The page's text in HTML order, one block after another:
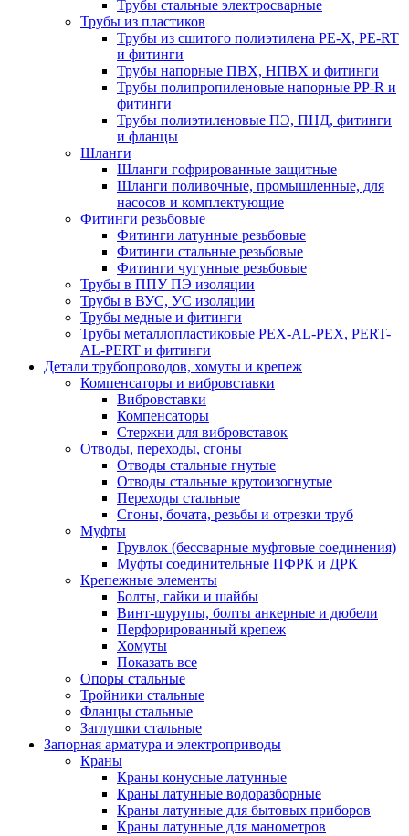
Трубы стальные электросварные
Трубы из пластиков
Трубы из сшитого полиэтилена PE-X, PE-RT
и фитинги
Трубы напорные ПВХ, НПВХ и фитинги
Трубы полипропиленовые напорные PP-R и
фитинги
Трубы полиэтиленовые ПЭ, ПНД, фитинги
и фланцы
Шланги
Шланги гофрированные защитные
Шланги поливочные, промышленные, для
насосов и комплектующие
Фитинги резьбовые
Фитинги латунные резьбовые
Фитинги стальные резьбовые
Фитинги чугунные резьбовые
Трубы в ППУ ПЭ изоляции
Трубы в ВУС, УС изоляции
Трубы медные и фитинги
Трубы металлопластиковые PEX-AL-PEX, PERT-
AL-PERT и фитинги
Детали трубопроводов, хомуты и крепеж
Компенсаторы и вибровставки
Вибровставки
Компенсаторы
Стержни для вибровставок
Отводы, переходы, сгоны
Отводы стальные гнутые
Отводы стальные крутоизогнутые
Переходы стальные
Сгоны, бочата, резьбы и отрезки труб
Муфты
Грувлок (бессварные муфтовые соединения)
Муфты соединительные ПФРК и ДРК
Крепежные элементы
Болты, гайки и шайбы
Винт-шурупы, болты анкерные и дюбели
Перфорированный крепеж
Хомуты
Показать все
Опоры стальные
Тройники стальные
Фланцы стальные
Заглушки стальные
Запорная арматура и электроприводы
Краны
Краны конусные латунные
Краны латунные водоразборные
Краны латунные для бытовых приборов
Краны латунные для манометров